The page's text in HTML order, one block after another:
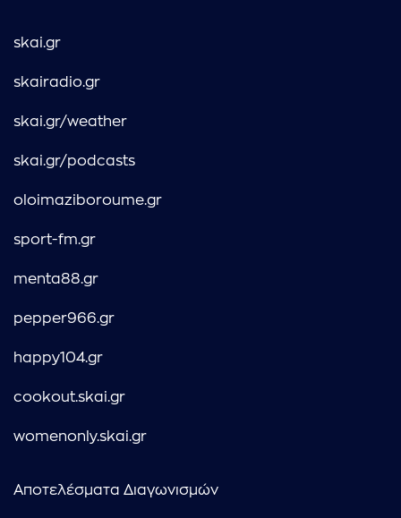
skai.gr
skairadio.gr
skai.gr/weather
skai.gr/podcasts
oloimaziboroume.gr
sport-fm.gr
menta88.gr
pepper966.gr
happy104.gr
cookout.skai.gr
womenonly.skai.gr
Αποτελέσματα Διαγωνισμών